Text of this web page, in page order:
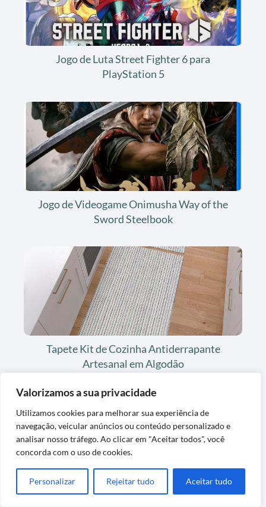
Valorizamos a sua privacidade
Utilizamos cookies para melhorar sua experiência de
navegação, veicular anúncios ou conteúdo personalizado e
analisar nosso tráfego. Ao clicar em "Aceitar todos", você
concorda com o uso de cookies.
Personalizar Rejeitar tudo Aceitar tudo
Jogo de Luta Street Fighter 6 para
PlayStation 5
Jogo de Videogame Onimusha Way of the
Sword Steelbook
Tapete Kit de Cozinha Antiderrapante
Artesanal em Algodão
Cafeteira Espresso Digital Oster OCAF900